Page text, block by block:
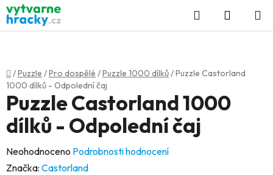
Přejít
na
obsah
Hledat
KOŠÍK
Domů
/Puzzle /Pro dospělé /Puzzle 1000 dílků/Puzzle Castorland
1000 dílků - Odpolední čaj
Puzzle Castorland 1000
dílků - Odpolední čaj
Průměrné
hodnocení
Neohodnoceno Podrobnosti hodnocení
Značka: Castorland